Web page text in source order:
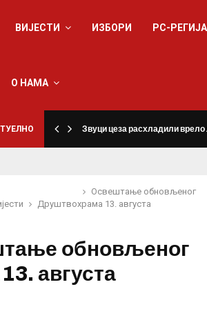
ВИЈЕСТИ ИЗБОРИ РС-РЕГИЈА
О НАМА
Звуци цеза расхладили
Друштво
Освештање обновљеног
храма 13. августа
обновљеног
августа